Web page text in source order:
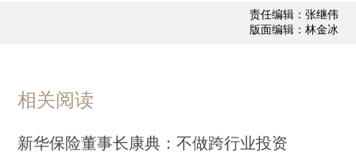
责任编辑：张继伟
版面编辑：林金冰
相关阅读
新华保险董事长康典：不做跨行业投资